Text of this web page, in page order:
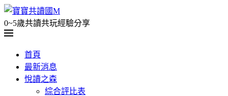
0~5歲共讀共玩經驗分享
首頁
最新消息
悅讀之森
綜合評比表